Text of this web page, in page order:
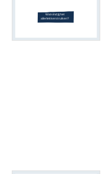
Wat vind jij het
allerlekkerst ruiken?